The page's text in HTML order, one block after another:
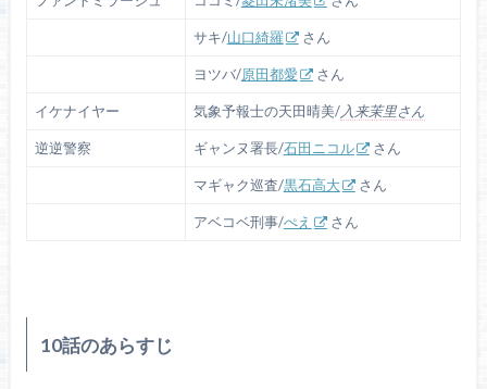
サキ/山口綺羅 さん
ヨツバ/原田都愛 さん
イケナイヤー 気象予報士の天田晴美/入来茉里さん
逆逆警察 ギャンヌ署長/石田ニコル さん
マギャク巡査/黒石高大 さん
アベコベ刑事/ぺえ さん
10話のあらすじ